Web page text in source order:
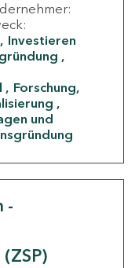
Investieren
Forschung,
und
-